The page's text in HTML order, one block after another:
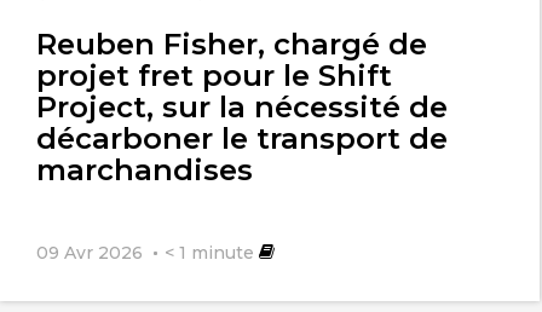
Reuben Fisher, chargé de
projet fret pour le Shift
Project, sur la nécessité de
décarboner le transport de
marchandises
09 Avr 2026 < 1 minute